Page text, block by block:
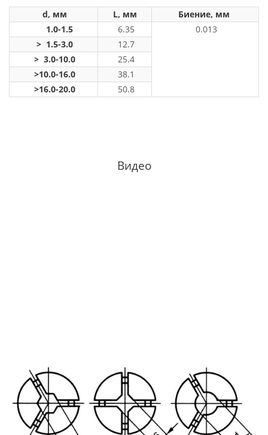
d, мм L, мм
Биение, мм
1.0-1.5
6.35
0.013
> 1.5-3.0
12.7
> 3.0-10.0
25.4
>10.0-16.0
38.1
>16.0-20.0
50.8
Видео